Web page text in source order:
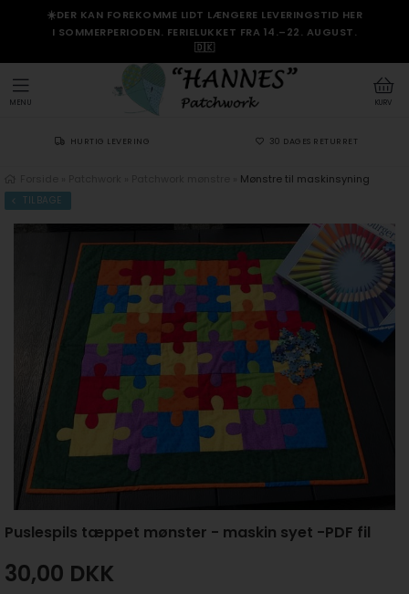
☀️DER KAN FOREKOMME LIDT LÆNGERE LEVERINGSTID HER
I SOMMERPERIODEN. FERIELUKKET FRA 14.–22. AUGUST.
🇩🇰
KURV
MENU
HURTIG LEVERING 30 DAGES RETURRET
Mønstre til maskinsyning
TILBAGE
Puslespils tæppet mønster - maskin syet -PDF fil
30,00 DKK